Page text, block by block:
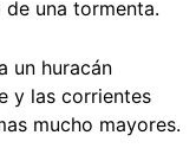
una tormenta.
un huracán
y las corrientes
mucho mayores.